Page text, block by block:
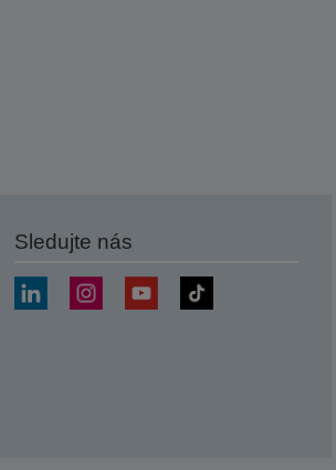
Sledujte nás